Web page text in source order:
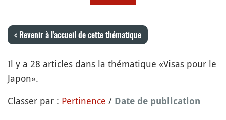
< Revenir à l'accueil de cette thématique
Il y a 28 articles dans la thématique «Visas pour le
Japon».
Classer par : Pertinence / Date de publication